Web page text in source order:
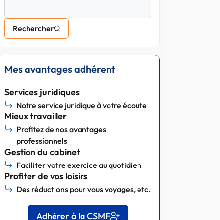
Rechercher
Mes avantages adhérent
Services juridiques
Notre service juridique à votre écoute
Mieux travailler
Profitez de nos avantages
professionnels
Gestion du cabinet
Faciliter votre exercice au quotidien
Profiter de vos loisirs
Des réductions pour vous voyages, etc.
Adhérer à la CSMF